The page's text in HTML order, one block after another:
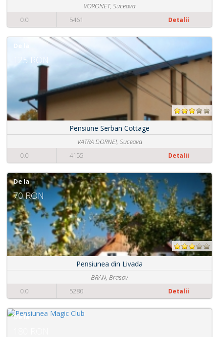
VORONET, Suceava
0.0
5461 Detalii
De la
125 RON
Pensiune Serban Cottage
VATRA DORNEI, Suceava
0.0
4155 Detalii
De la
70 RON
Pensiunea din Livada
BRAN, Brasov
0.0
5280 Detalii
De la